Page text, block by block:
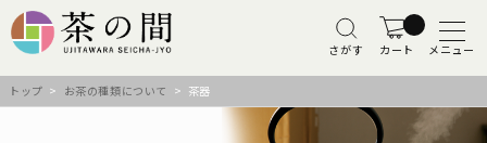
さがす カート メニュー
トップ > お茶の種類について > 茶器